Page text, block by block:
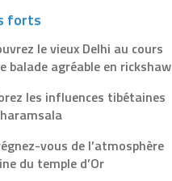
forts
le vieux Delhi au cours
balade agréable en rickshaw
les influences tibétaines
vous de l’atmosphère
du temple d’Or